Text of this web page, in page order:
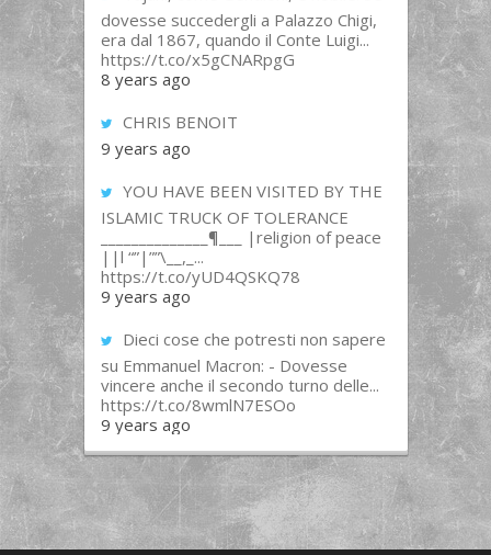
dovesse succedergli a Palazzo Chigi,
era dal 1867, quando il Conte Luigi...
https://t.co/x5gCNARpgG
8 years ago
CHRIS BENOIT
9 years ago
YOU HAVE BEEN VISITED BY THE
ISLAMIC TRUCK OF TOLERANCE
______________¶___ |religion of peace
||l “”|””\__,_...
https://t.co/yUD4QSKQ78
9 years ago
Dieci cose che potresti non sapere
su Emmanuel Macron: - Dovesse
vincere anche il secondo turno delle...
https://t.co/8wmlN7ESOo
9 years ago